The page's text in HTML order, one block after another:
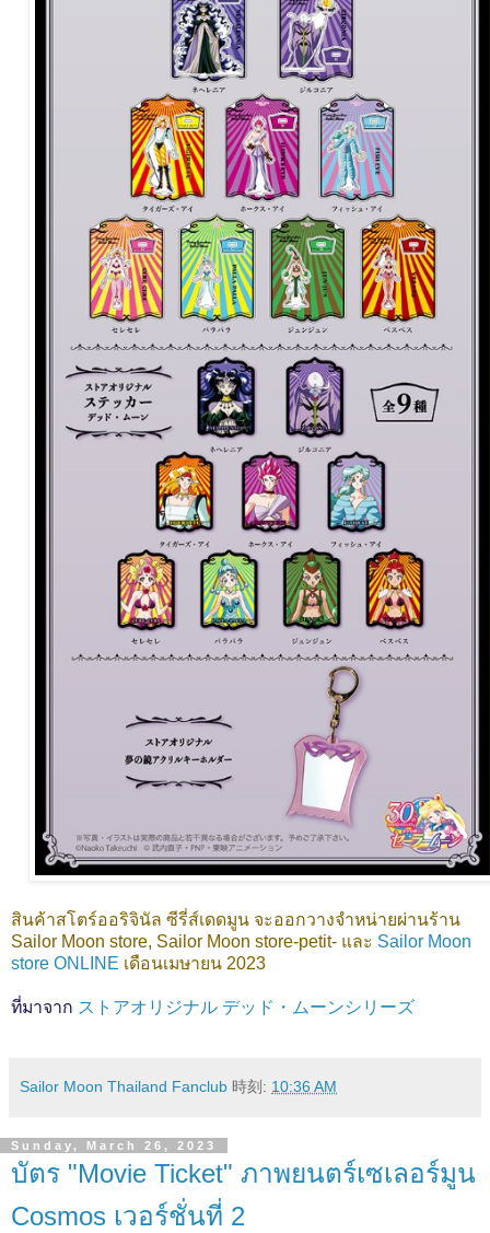
สินค้าสโตร์ออริจินัล ซีรี่ส์เดดมูน จะออกวางจำหน่ายผ่านร้าน
Sailor Moon store, Sailor Moon store-petit- และ Sailor Moon
store ONLINE เดือนเมษายน 2023
ที่มาจาก ストアオリジナル デッド・ムーンシリーズ
Sailor Moon Thailand Fanclub 時刻: 10:36 AM
Sunday, March 26, 2023
บัตร "Movie Ticket" ภาพยนตร์เซเลอร์มูน
Cosmos เวอร์ชั่นที่ 2